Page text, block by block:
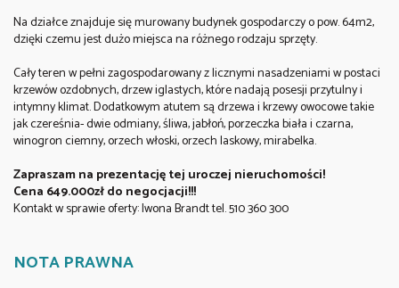
Na działce znajduje się murowany budynek gospodarczy o pow. 64m2,
dzięki czemu jest dużo miejsca na różnego rodzaju sprzęty.
Cały teren w pełni zagospodarowany z licznymi nasadzeniami w postaci
krzewów ozdobnych, drzew iglastych, które nadają posesji przytulny i
intymny klimat. Dodatkowym atutem są drzewa i krzewy owocowe takie
jak czereśnia- dwie odmiany, śliwa, jabłoń, porzeczka biała i czarna,
winogron ciemny, orzech włoski, orzech laskowy, mirabelka.
Zapraszam na prezentację tej uroczej nieruchomości!
Cena 649.000zł do negocjacji!!!
Kontakt w sprawie oferty: Iwona Brandt tel. 510 360 300
NOTA PRAWNA